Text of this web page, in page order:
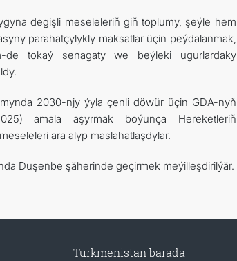
degişli meseleleriň giň toplumy, şeýle hem
parahatçylykly maksatlar üçin peýdalanmak,
tokaý senagaty we beýleki ugurlardaky
2030-njy ýyla çenli döwür üçin GDA-nyň
amala aşyrmak boýunça Hereketleriň
ara alyp maslahatlaşdylar.
Duşenbe şäherinde geçirmek meýilleşdirilýär.
Türkmenistan barada